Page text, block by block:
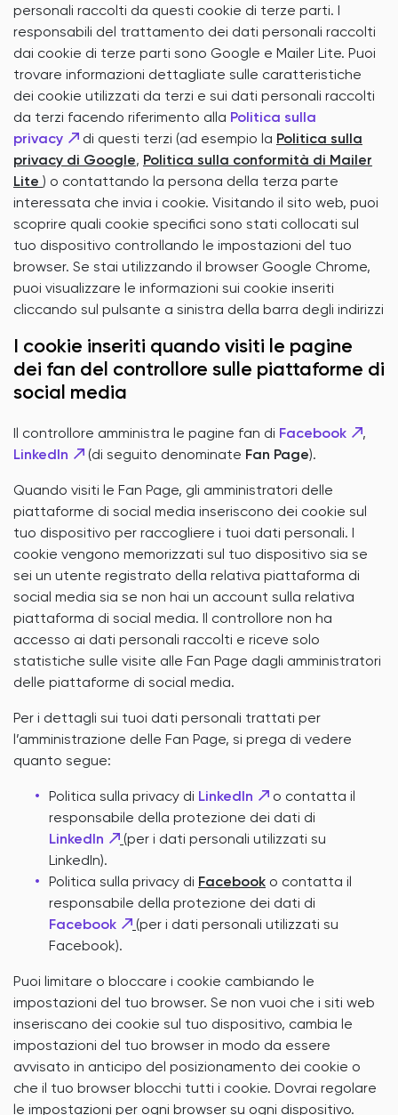
personali raccolti da questi cookie di terze parti. I
responsabili del trattamento dei dati personali raccolti
dai cookie di terze parti sono Google e Mailer Lite. Puoi
trovare informazioni dettagliate sulle caratteristiche
dei cookie utilizzati da terzi e sui dati personali raccolti
da terzi facendo riferimento alla Politica sulla
privacy
di questi terzi (ad esempio la Politica sulla
privacy di Google, Politica sulla conformità di Mailer
Lite ) o contattando la persona della terza parte
interessata che invia i cookie. Visitando il sito web, puoi
scoprire quali cookie specifici sono stati collocati sul
tuo dispositivo controllando le impostazioni del tuo
browser. Se stai utilizzando il browser Google Chrome,
puoi visualizzare le informazioni sui cookie inseriti
cliccando sul pulsante a sinistra della barra degli indirizzi
I cookie inseriti quando visiti le pagine
dei fan del controllore sulle piattaforme di
social media
Il controllore amministra le pagine fan di Facebook
,
LinkedIn
(di seguito denominate Fan Page).
Quando visiti le Fan Page, gli amministratori delle
piattaforme di social media inseriscono dei cookie sul
tuo dispositivo per raccogliere i tuoi dati personali. I
cookie vengono memorizzati sul tuo dispositivo sia se
sei un utente registrato della relativa piattaforma di
social media sia se non hai un account sulla relativa
piattaforma di social media. Il controllore non ha
accesso ai dati personali raccolti e riceve solo
statistiche sulle visite alle Fan Page dagli amministratori
delle piattaforme di social media.
Per i dettagli sui tuoi dati personali trattati per
l’amministrazione delle Fan Page, si prega di vedere
quanto segue:
Politica sulla privacy di LinkedIn
o contatta il
responsabile della protezione dei dati di
LinkedIn
(per i dati personali utilizzati su
LinkedIn).
Politica sulla privacy di Facebook o contatta il
responsabile della protezione dei dati di
Facebook
(per i dati personali utilizzati su
Facebook).
Puoi limitare o bloccare i cookie cambiando le
impostazioni del tuo browser. Se non vuoi che i siti web
inseriscano dei cookie sul tuo dispositivo, cambia le
impostazioni del tuo browser in modo da essere
avvisato in anticipo del posizionamento dei cookie o
che il tuo browser blocchi tutti i cookie. Dovrai regolare
le impostazioni per ogni browser su ogni dispositivo.